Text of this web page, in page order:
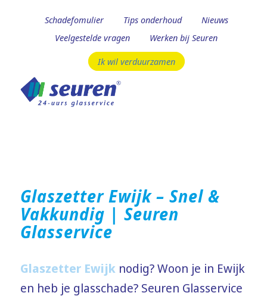
Schadefomulier Tips onderhoud
Nieuws
Veelgestelde vragen
Werken bij Seuren
Ik wil verduurzamen
Glaszetter Ewijk – Snel &
Vakkundig | Seuren
Glasservice
Glaszetter Ewijknodig? Woon je in Ewijk
en heb je glasschade? Seuren Glasservice